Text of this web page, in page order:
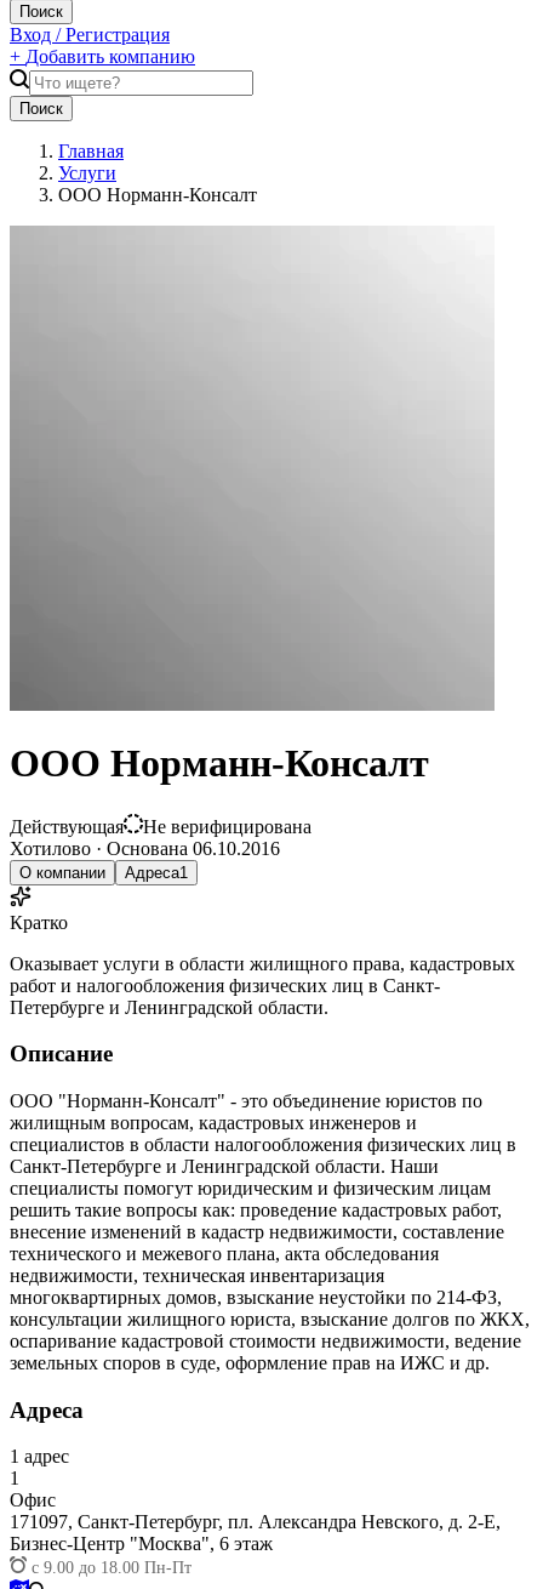
Поиск
Вход / Регистрация
+ Добавить компанию
Поиск
Главная
Услуги
ООО Норманн-Консалт
ООО Норманн-Консалт
Действующая
Не верифицирована
Хотилово · Основана 06.10.2016
О компании Адреса1
Кратко
Оказывает услуги в области жилищного права, кадастровых
работ и налогообложения физических лиц в Санкт-
Петербурге и Ленинградской области.
Описание
ООО "Норманн-Консалт" - это объединение юристов по
жилищным вопросам, кадастровых инженеров и
специалистов в области налогообложения физических лиц в
Санкт-Петербурге и Ленинградской области. Наши
специалисты помогут юридическим и физическим лицам
решить такие вопросы как: проведение кадастровых работ,
внесение изменений в кадастр недвижимости, составление
технического и межевого плана, акта обследования
недвижимости, техническая инвентаризация
многоквартирных домов, взыскание неустойки по 214-ФЗ,
консультации жилищного юриста, взыскание долгов по ЖКХ,
оспаривание кадастровой стоимости недвижимости, ведение
земельных споров в суде, оформление прав на ИЖС и др.
Адреса
1 адрес
1
Офис
171097, Санкт-Петербург, пл. Александра Невского, д. 2-Е,
Бизнес-Центр "Москва", 6 этаж
с 9.00 до 18.00 Пн-Пт